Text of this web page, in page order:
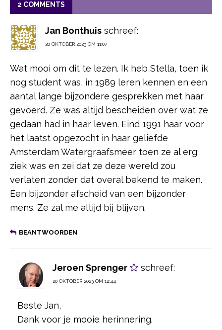
2 COMMENTS
Jan Bonthuis schreef:
20 OKTOBER 2023 OM 11:07
Wat mooi om dit te lezen. Ik heb Stella, toen ik
nog student was, in 1989 leren kennen en een
aantal lange bijzondere gesprekken met haar
gevoerd. Ze was altijd bescheiden over wat ze
gedaan had in haar leven. Eind 1991 haar voor
het laatst opgezocht in haar geliefde
Amsterdam Watergraafsmeer toen ze al erg
ziek was en zei dat ze deze wereld zou
verlaten zonder dat overal bekend te maken.
Een bijzonder afscheid van een bijzonder
mens. Ze zal me altijd bij blijven.
BEANTWOORDEN
Jeroen Sprenger schreef:
20 OKTOBER 2023 OM 12:44
Beste Jan,
Dank voor je mooie herinnering.